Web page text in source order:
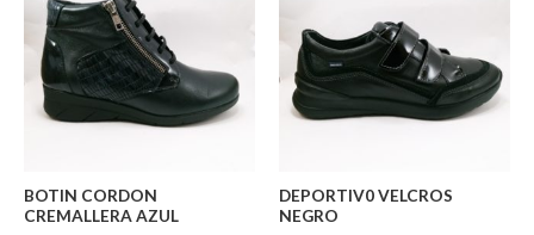
BOTIN CORDON
CREMALLERA AZUL
DEPORTIV0 VELCROS
NEGRO